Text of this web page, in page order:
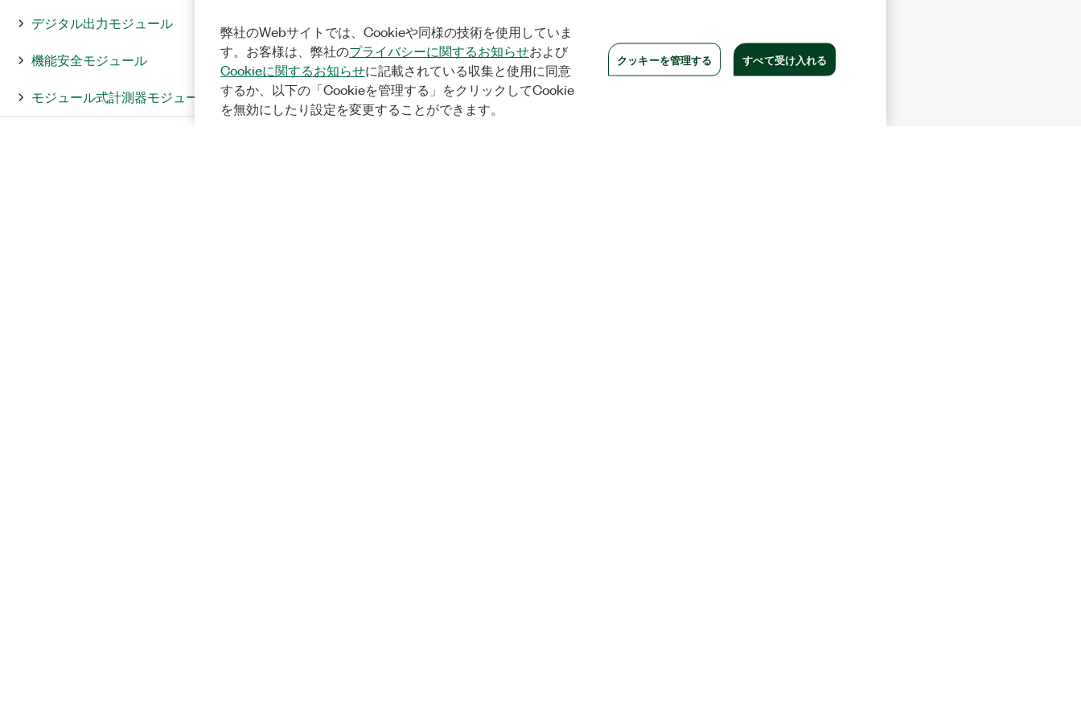
デジタル出力モジュール
機能安全モジュール
モジュール式計測器モジュール
弊社のWebサイトでは、Cookieや同様の技術を使用していま
す。お客様は、弊社のプライバシーに関するお知らせおよび
Cookieに関するお知らせに記載されている収集と使用に同意
するか、以下の「Cookieを管理する」をクリックしてCookie
を無効にしたり設定を変更することができます。
クッキーを管理する すべて受け入れる